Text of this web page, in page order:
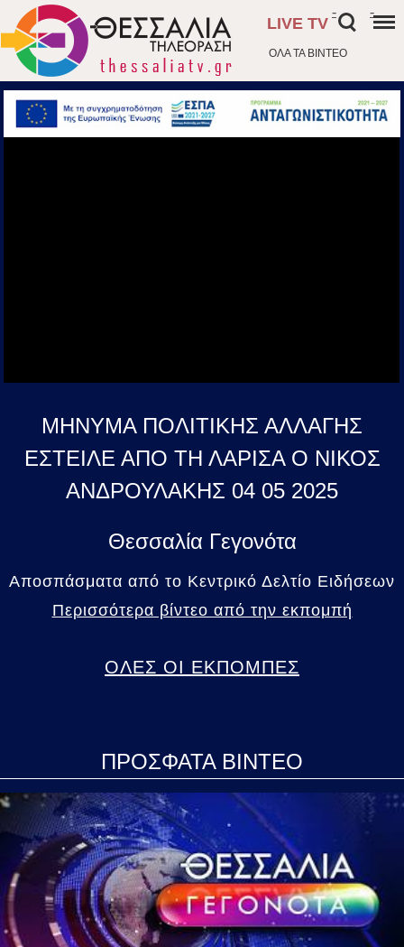
ΟΛΑ ΤΑ ΒΙΝΤΕΟ
LIVE TV
- -
ΜΗΝΥΜΑ ΠΟΛΙΤΙΚΗΣ ΑΛΛΑΓΗΣ
ΕΣΤΕΙΛΕ ΑΠΟ ΤΗ ΛΑΡΙΣΑ Ο ΝΙΚΟΣ
ΑΝΔΡΟΥΛΑΚΗΣ 04 05 2025
Θεσσαλία Γεγονότα
Αποσπάσματα από το Κεντρικό Δελτίο Ειδήσεων
Περισσότερα βίντεο από την εκπομπή
ΟΛΕΣ ΟΙ ΕΚΠΟΜΠΕΣ
ΠΡΟΣΦΑΤΑ ΒΙΝΤΕΟ